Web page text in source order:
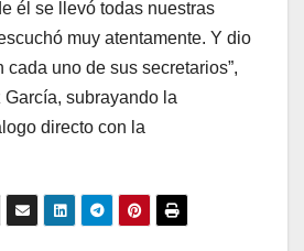
él se llevó todas nuestras
muy atentamente. Y dio
cada uno de sus secretarios”,
subrayando la
directo con la